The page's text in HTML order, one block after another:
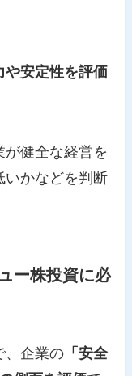
や安定性を評価
健全な経営を
いかなどを判断
ー株投資に必
、企業の 「安全